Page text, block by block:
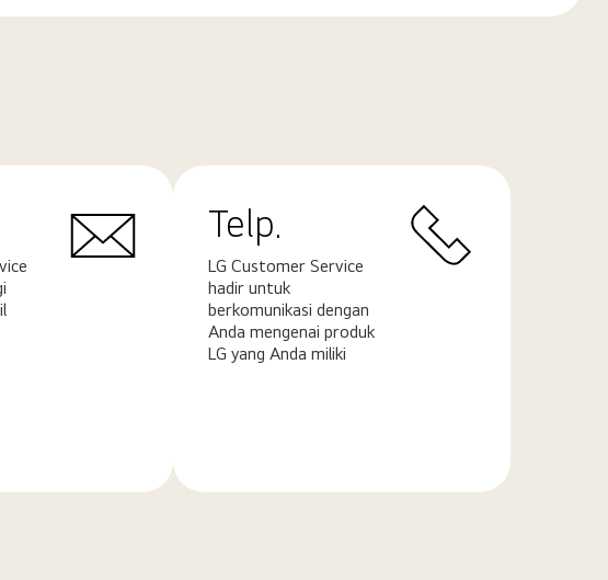
Telp.
LG Customer Service
hadir untuk
berkomunikasi dengan
Anda mengenai produk
LG yang Anda miliki